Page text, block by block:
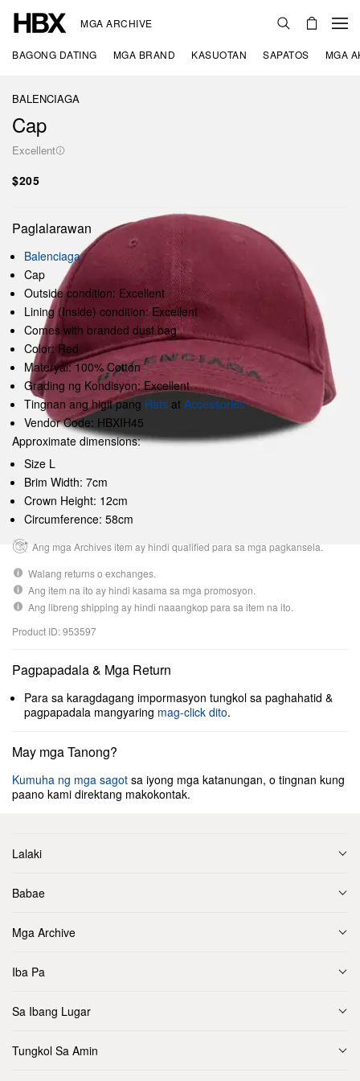
MGA ARCHIVE
BAGONG DATING MGA BRAND KASUOTAN SAPATOS MGA
BALENCIAGA
Cap
Excellent
$205
Paglalarawan
Balenciaga
Cap
Outside condition: Excellent
Lining (Inside) condition: Excellent
Comes with branded dust bag
Color: Red
Materyal: 100% Cotton
Grading ng Kondisyon: Excellent
Tingnan ang higit pang Hats at Accessories
Vendor Code: HBXIH45
Approximate dimensions:
Size L
Brim Width: 7cm
Crown Height: 12cm
Circumference: 58cm
Ang mga Archives item ay hindi qualified para sa mga pagkansela.
Walang returns o exchanges.
Ang item na ito ay hindi kasama sa mga promosyon.
Ang libreng shipping ay hindi naaangkop para sa item na ito.
Product ID: 953597
Pagpapadala & Mga Return
Para sa karagdagang impormasyon tungkol sa paghahatid &
pagpapadala mangyaring mag-click dito.
May mga Tanong?
Kumuha ng mga sagot sa iyong mga katanungan, o tingnan kung
paano kami direktang makokontak.
Lalaki
Babae
Mga Archive
Iba Pa
Sa Ibang Lugar
Tungkol Sa Amin